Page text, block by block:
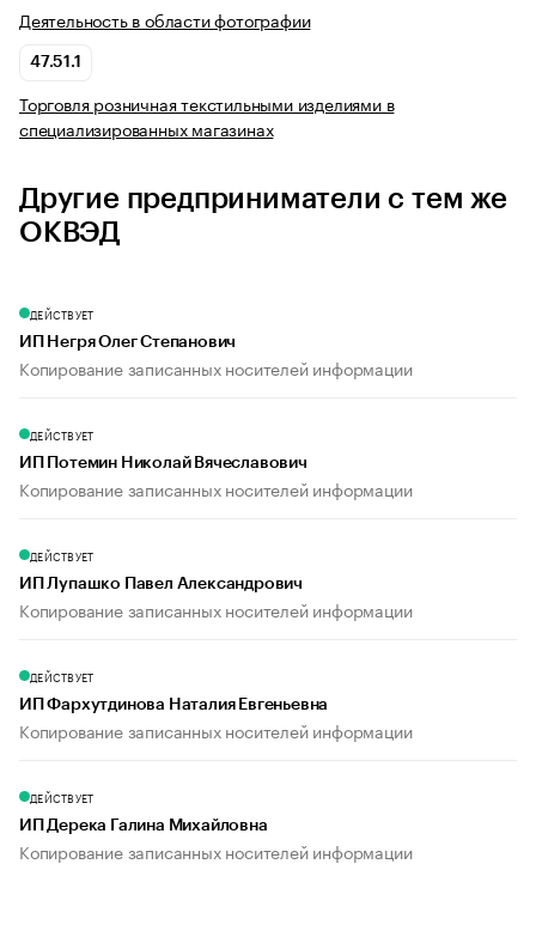
Деятельность в области фотографии
47.51.1
Торговля розничная текстильными изделиями в
специализированных магазинах
Другие предприниматели с тем же
ОКВЭД
ДЕЙСТВУЕТ
ИП Негря Олег Степанович
Копирование записанных носителей информации
ДЕЙСТВУЕТ
ИП Потемин Николай Вячеславович
Копирование записанных носителей информации
ДЕЙСТВУЕТ
ИП Лупашко Павел Александрович
Копирование записанных носителей информации
ДЕЙСТВУЕТ
ИП Фархутдинова Наталия Евгеньевна
Копирование записанных носителей информации
ДЕЙСТВУЕТ
ИП Дерека Галина Михайловна
Копирование записанных носителей информации